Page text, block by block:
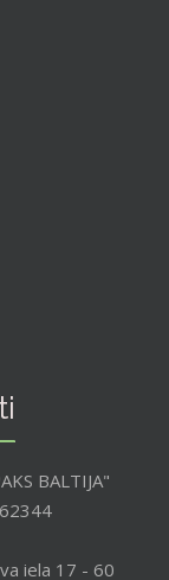
BALTIJA"
iela 17 - 60